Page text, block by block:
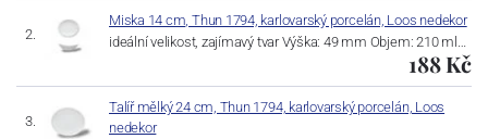
Miska 14 cm, Thun 1794, karlovarský porcelán, Loos nedekor
ideální velikost, zajímavý tvar Výška: 49 mm Objem: 210 ml…
188 Kč
Talíř mělký 24 cm, Thun 1794, karlovarský porcelán, Loos
nedekor